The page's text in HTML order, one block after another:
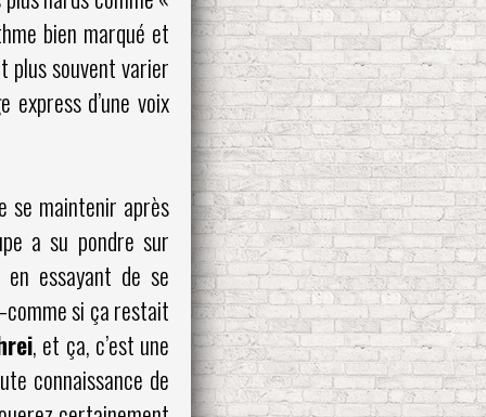
bien marqué et
plus souvent varier
d’une voix
se maintenir après
a su pondre sur
essayant de se
si ça restait
, et ça, c’est une
connaissance de